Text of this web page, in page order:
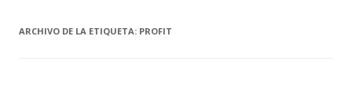
ARCHIVO DE LA ETIQUETA: PROFIT